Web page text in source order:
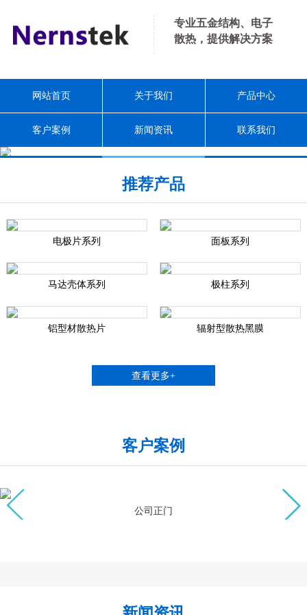
专业五金结构、电子
散热，提供解决方案
网站首页 关于我们 产品中心
客户案例 新闻资讯 联系我们
推荐产品
电极片系列 面板系列
马达壳体系列 极柱系列
铝型材散热片 辐射型散热黑膜
查看更多+
客户案例
公司正门